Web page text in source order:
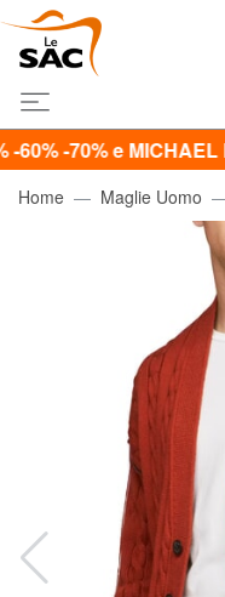
e MICHAEL KORS
Home Maglie Uomo